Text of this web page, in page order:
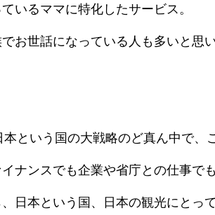
いるママに特化したサービス。
お世話になっている人も多いと思い
という国の大戦略のど真ん中で、
ナンスでも企業や省庁との仕事で
日本という国、日本の観光にと